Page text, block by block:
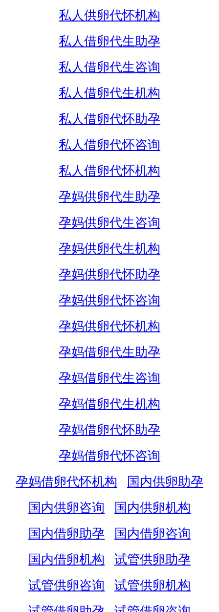
私人供卵代怀机构
私人借卵代生助孕
私人借卵代生咨询
私人借卵代生机构
私人借卵代怀助孕
私人借卵代怀咨询
私人借卵代怀机构
孕妈供卵代生助孕
孕妈供卵代生咨询
孕妈供卵代生机构
孕妈供卵代怀助孕
孕妈供卵代怀咨询
孕妈供卵代怀机构
孕妈借卵代生助孕
孕妈借卵代生咨询
孕妈借卵代生机构
孕妈借卵代怀助孕
孕妈借卵代怀咨询
孕妈借卵代怀机构
国内供卵助孕
国内供卵咨询
国内供卵机构
国内借卵助孕
国内借卵咨询
国内借卵机构
试管供卵助孕
试管供卵咨询
试管供卵机构